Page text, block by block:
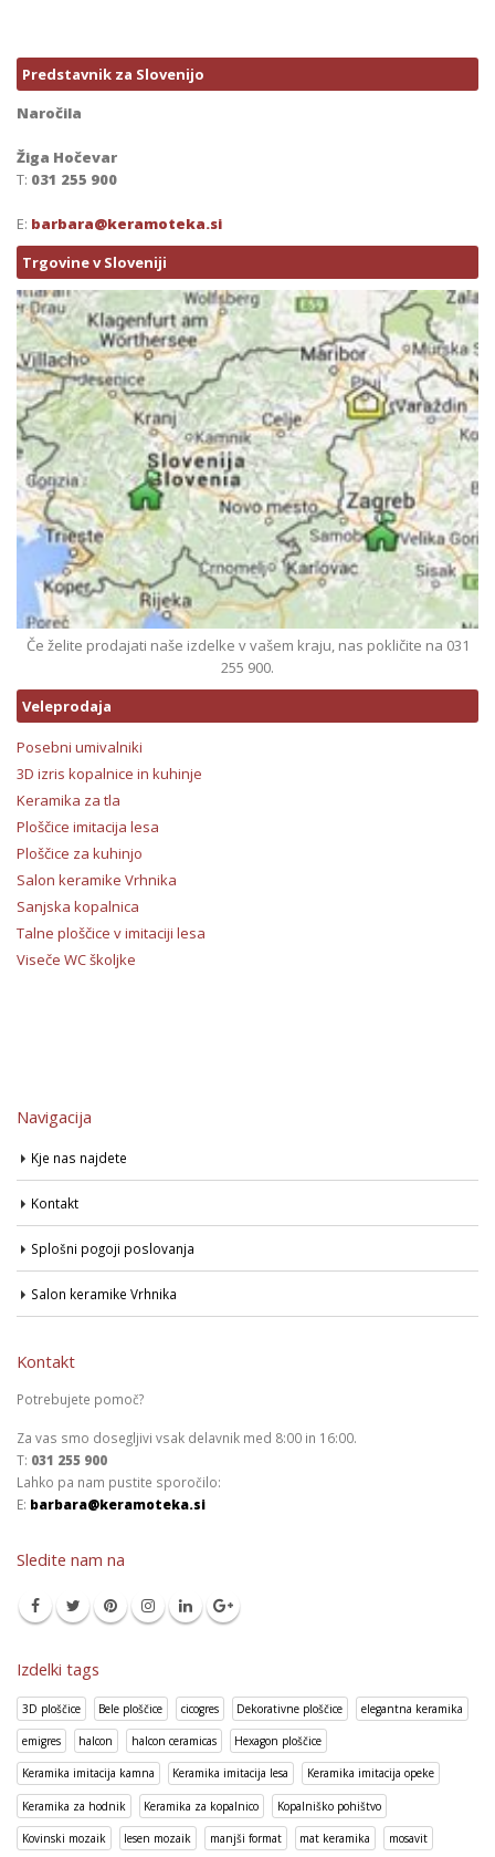
Predstavnik za Slovenijo
Naročila
Žiga Hočevar
T: 031 255 900
E: barbara@keramoteka.si
Trgovine v Sloveniji
Če želite prodajati naše izdelke v vašem kraju, nas pokličite na 031
255 900.
Veleprodaja
Posebni umivalniki
3D izris kopalnice in kuhinje
Keramika za tla
Ploščice imitacija lesa
Ploščice za kuhinjo
Salon keramike Vrhnika
Sanjska kopalnica
Talne ploščice v imitaciji lesa
Viseče WC školjke
Navigacija
Kje nas najdete
Kontakt
Splošni pogoji poslovanja
Salon keramike Vrhnika
Kontakt
Potrebujete pomoč?
Za vas smo dosegljivi vsak delavnik med 8:00 in 16:00.
T: 031 255 900
Lahko pa nam pustite sporočilo:
E: barbara@keramoteka.si
Sledite nam na
Izdelki tags
3D ploščice Bele ploščice cicogres Dekorativne ploščice elegantna keramika
emigres halcon halcon ceramicas Hexagon ploščice
Keramika imitacija kamna Keramika imitacija lesa Keramika imitacija opeke
Keramika za hodnik Keramika za kopalnico Kopalniško pohištvo
Kovinski mozaik lesen mozaik manjši format mat keramika mosavit